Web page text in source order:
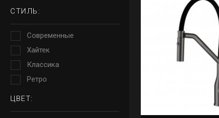
СТИЛЬ:
Современные
Хайтек
Классика
Ретро
ЦВЕТ: